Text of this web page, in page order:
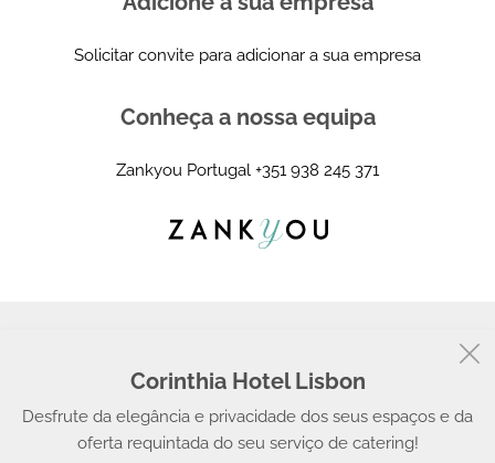
Corinthia Hotel Lisbon
Desfrute da elegância e privacidade dos seus espaços e da
oferta requintada do seu serviço de catering!
Solicitar convite para adicionar a sua empresa
Conheça a nossa equipa
Zankyou Portugal +351 938 245 371
© 2008 - 2026, Zankyou